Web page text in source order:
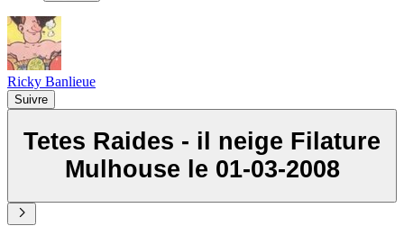
Ricky Banlieue
Suivre
Tetes Raides - il neige Filature
Mulhouse le 01-03-2008